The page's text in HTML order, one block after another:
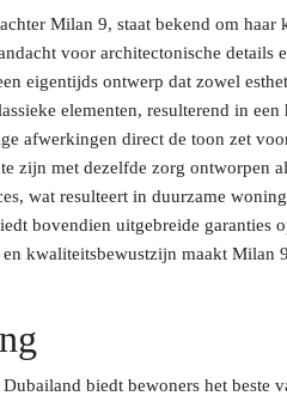
achter Milan 9, staat bekend om
voor architectonische
eigentijds ontwerp dat zowel
elementen, resulterend in
afwerkingen direct de toon zet
zijn met dezelfde zorg ontworpen
wat resulteert in duurzame
bovendien uitgebreide garanties
kwaliteitsbewustzijn maakt Milan
biedt bewoners het beste